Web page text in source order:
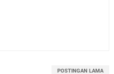
POSTINGAN LAMA